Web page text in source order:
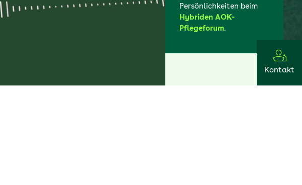
Persönlichkeiten beim
Hybriden AOK-
Pflegeforum.
Kontakt